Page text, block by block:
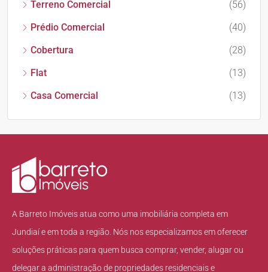
Terreno Comercial
(56)
Prédio Comercial
(40)
Cobertura
(28)
Flat
(13)
Casa Comercial
(13)
A Barreto Imóveis atua como uma imobiliária completa em
Jundiaí e em toda a região. Nós nos especializamos em oferecer
soluções práticas para quem busca comprar, vender, alugar ou
delegar a administração de propriedades residenciais e